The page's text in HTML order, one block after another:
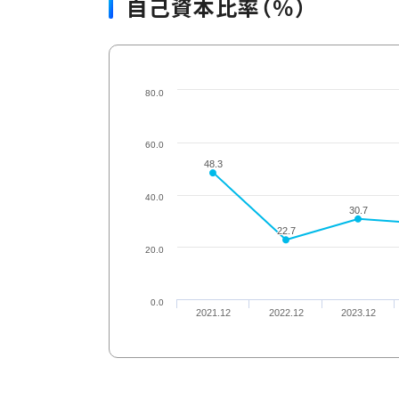
自己資本比率（％）
48.3
48.3
22.7
22.7
30.7
30.7
2021.12 2022.12 2023.12
0.0
20.0
40.0
60.0
80.0